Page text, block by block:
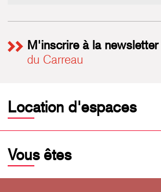
M'inscrire à la newsletter
du Carreau
Location d'espaces
Vous êtes